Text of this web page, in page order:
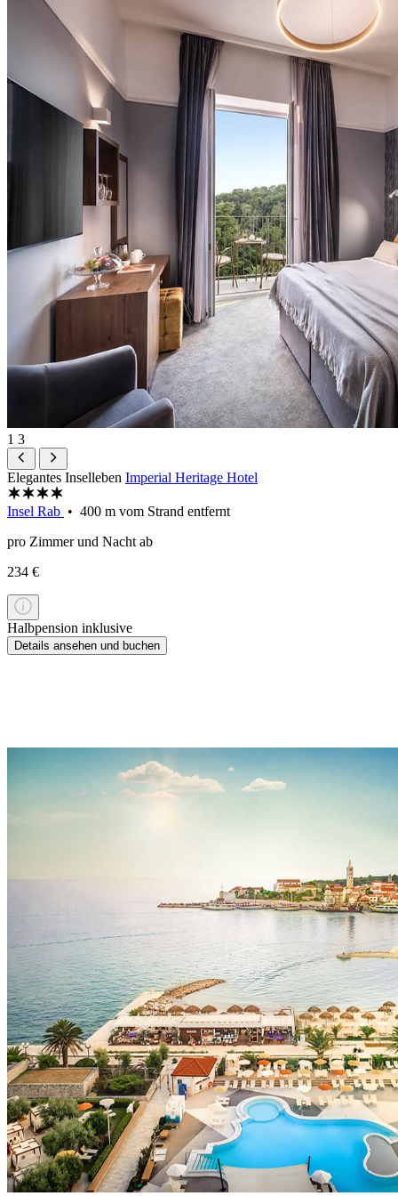
1 3
Elegantes Inselleben Imperial Heritage Hotel
Insel Rab • 400 m vom Strand entfernt
pro Zimmer und Nacht ab
234 €
Halbpension inklusive
Details ansehen und buchen